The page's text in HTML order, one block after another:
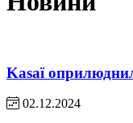
Kasaï
02.12.2024